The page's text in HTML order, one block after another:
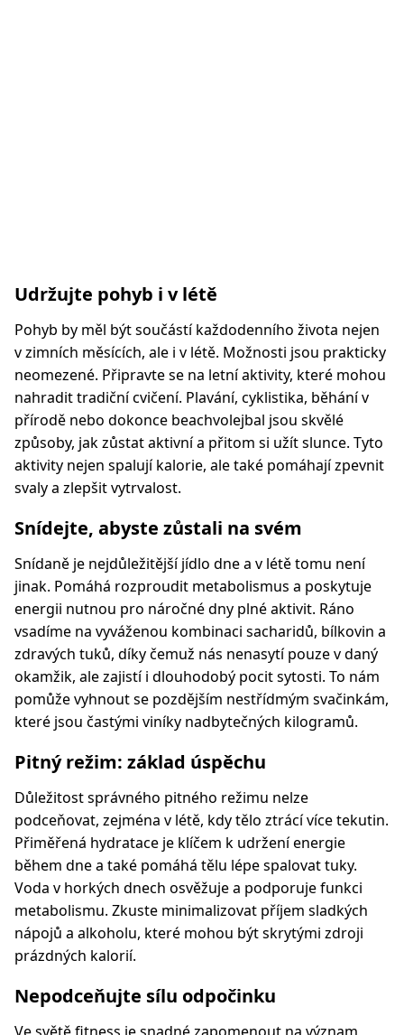
Udržujte pohyb i v létě
Pohyb by měl být součástí každodenního života nejen
v zimních měsících, ale i v létě. Možnosti jsou prakticky
neomezené. Připravte se na letní aktivity, které mohou
nahradit tradiční cvičení. Plavání, cyklistika, běhání v
přírodě nebo dokonce beachvolejbal jsou skvělé
způsoby, jak zůstat aktivní a přitom si užít slunce. Tyto
aktivity nejen spalují kalorie, ale také pomáhají zpevnit
svaly a zlepšit vytrvalost.
Snídejte, abyste zůstali na svém
Snídaně je nejdůležitější jídlo dne a v létě tomu není
jinak. Pomáhá rozproudit metabolismus a poskytuje
energii nutnou pro náročné dny plné aktivit. Ráno
vsadíme na vyváženou kombinaci sacharidů, bílkovin a
zdravých tuků, díky čemuž nás nenasytí pouze v daný
okamžik, ale zajistí i dlouhodobý pocit sytosti. To nám
pomůže vyhnout se pozdějším nestřídmým svačinkám,
které jsou častými viníky nadbytečných kilogramů.
Pitný režim: základ úspěchu
Důležitost správného pitného režimu nelze
podceňovat, zejména v létě, kdy tělo ztrácí více tekutin.
Přiměřená hydratace je klíčem k udržení energie
během dne a také pomáhá tělu lépe spalovat tuky.
Voda v horkých dnech osvěžuje a podporuje funkci
metabolismu. Zkuste minimalizovat příjem sladkých
nápojů a alkoholu, které mohou být skrytými zdroji
prázdných kalorií.
Nepodceňujte sílu odpočinku